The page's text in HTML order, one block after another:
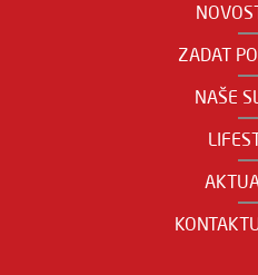
ZADAT
NAŠE